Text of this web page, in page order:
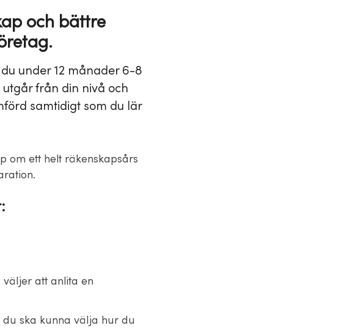
och bättre
under 12 månader 6-8
från din nivå och
samtidigt som du lär
om ett helt räkenskapsårs
att anlita en
du ska kunna välja hur du